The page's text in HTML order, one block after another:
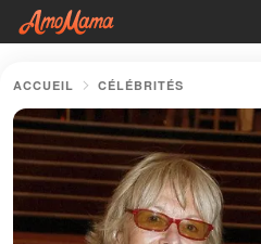
ACCUEIL CÉLÉBRITÉS